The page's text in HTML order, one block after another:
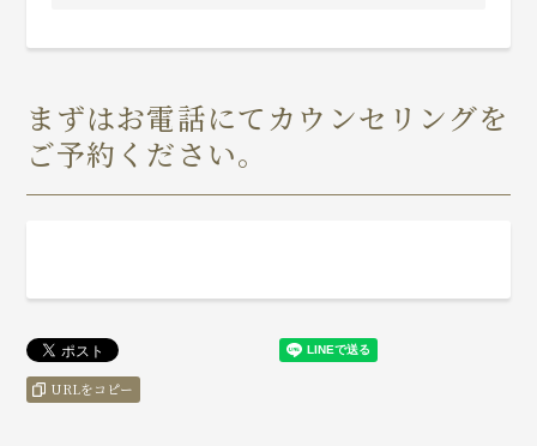
まずはお電話にてカウンセリングを
ご予約ください。
URLをコピー